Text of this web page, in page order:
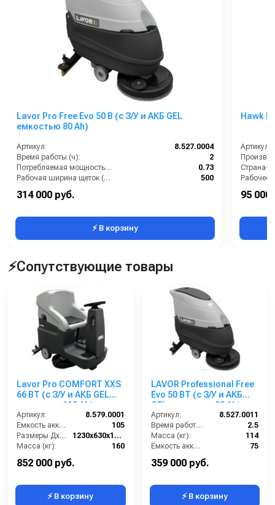
Lavor Pro Free Evo 50 B (с З/У и АКБ GEL
емкостью 80 Ah)
Артикул:
8.527.0004
Время работы (ч):
2
Потребляемая мощность (кВт):
0.73
Рабочая ширина щеток (мм):
500
Уровень шума (дБ):
314 000 руб.
⚡ В корзину
Hawk
Артикул:
Страна-
Рабочее
95 000
⚡Сопутствующие товары
Lavor Pro COMFORT XXS
66 BT (с З/У и АКБ GEL
емкостью 113 Ah)
Артикул:
8.579.0001
Ёмкость аккумуляторов (Ач):
105
Размеры ДхШхВ (мм):
1230x630x1210
Масса (кг):
160
852 000 руб.
⚡ В корзину
LAVOR Professional Free
Evo 50 BT (с З/У и АКБ
GEL емкостью 80 Ah)
Артикул:
8.527.0011
Время работы (ч):
2.5
Масса (кг):
114
Ёмкость аккумуляторов (Ач):
75
359 000 руб.
⚡ В корзину